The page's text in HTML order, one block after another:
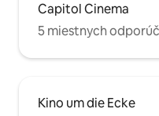
Capitol Cinema
5 miestnych
Kino um die Ecke